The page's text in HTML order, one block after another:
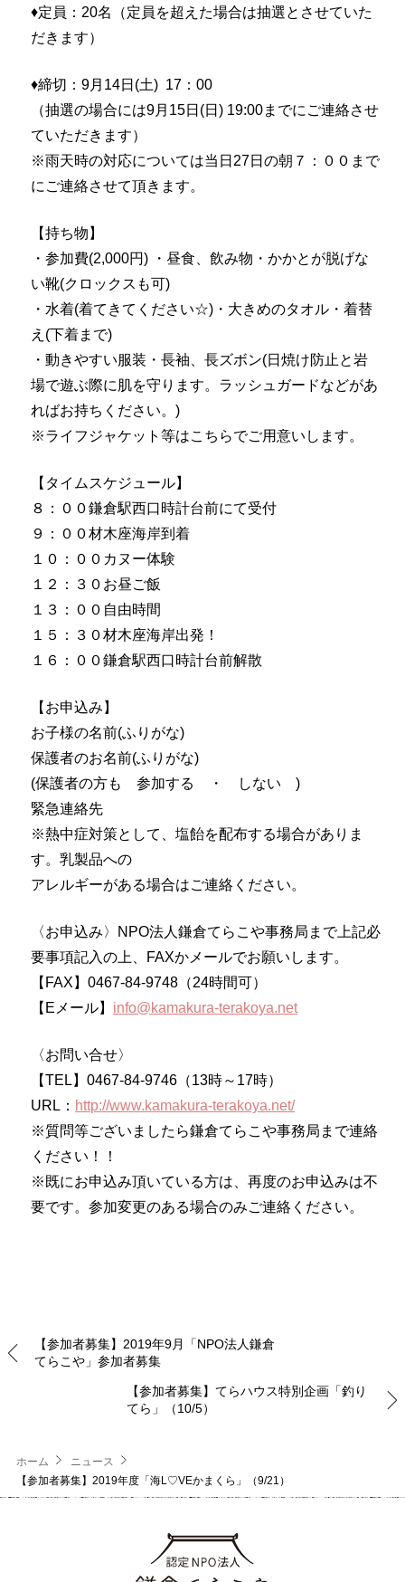
♦定員：20名（定員を超えた場合は抽選とさせていた
だきます）
♦締切：9月14日(土) 17：00
（抽選の場合には9月15日(日) 19:00までにご連絡させ
ていただきます）
※雨天時の対応については当日27日の朝７： ００まで
にご連絡させて頂きます。
【持ち物】
・参加費(2,000円) ・昼食、飲み物・かかとが脱げな
い靴(クロックスも可)
・水着(着てきてください☆)・大きめのタオル・着替
え(下着まで)
・動きやすい服装・長袖、長ズボン(日焼け防止と岩
場で遊ぶ際に肌を守ります。 ラッシュガードなどがあ
ればお持ちください。)
※ライフジャケット等はこちらでご用意いします。
【タイムスケジュール】
８：００鎌倉駅西口時計台前にて受付
９：００材木座海岸到着
１０：００カヌー体験
１２：３０お昼ご飯
１３：００自由時間
１５：３０材木座海岸出発！
１６：００鎌倉駅西口時計台前解散
【お申込み】
お子様の名前(ふりがな)
保護者のお名前(ふりがな)
(保護者の方も 参加する ・ しない )
緊急連絡先
※熱中症対策として、塩飴を配布する場合がありま
す。乳製品への
アレルギーがある場合はご連絡ください。
〈お申込み〉
NPO法人鎌倉てらこや事務局まで上記必
要事項記入の上、
FAXかメールでお願いします。
【FAX】0467-84-9748（24時間可）
【Eメール】 info@kamakura-terakoya.net
〈お問い合せ〉
【TEL】0467-84-9746（13時～17時）
URL： http://www.kamakura-terakoya.net/
※質問等ございましたら鎌倉てらこや事務局まで連絡
ください！！
※既にお申込み頂いている方は、再度のお申込みは不
要です。参加変更のある場合のみご連絡ください。
【参加者募集】2019年9月「NPO法人鎌倉
てらこや」参加者募集
【参加者募集】てらハウス特別企画「釣り
てら」（10/5）
ホーム
ニュース
【参加者募集】2019年度「海L♡VEかまくら」（9/21）